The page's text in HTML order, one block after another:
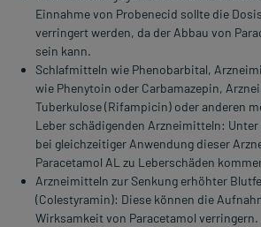
Einnahme von Probenecid sollte die
verringert werden, da der Abbau von
sein kann.
Schlafmitteln wie Phenobarbital,
wie Phenytoin oder Carbamazepin,
Tuberkulose (Rifampicin) oder anderen
Leber schädigenden Arzneimitteln: Unter
bei gleichzeitiger Anwendung dieser
Paracetamol AL zu Leberschäden
Arzneimitteln zur Senkung erhöhter
(Colestyramin): Diese können die
Wirksamkeit von Paracetamol verringern.